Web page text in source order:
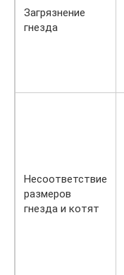
Загрязнение
гнезда
Несоответствие
размеров
гнезда и котят